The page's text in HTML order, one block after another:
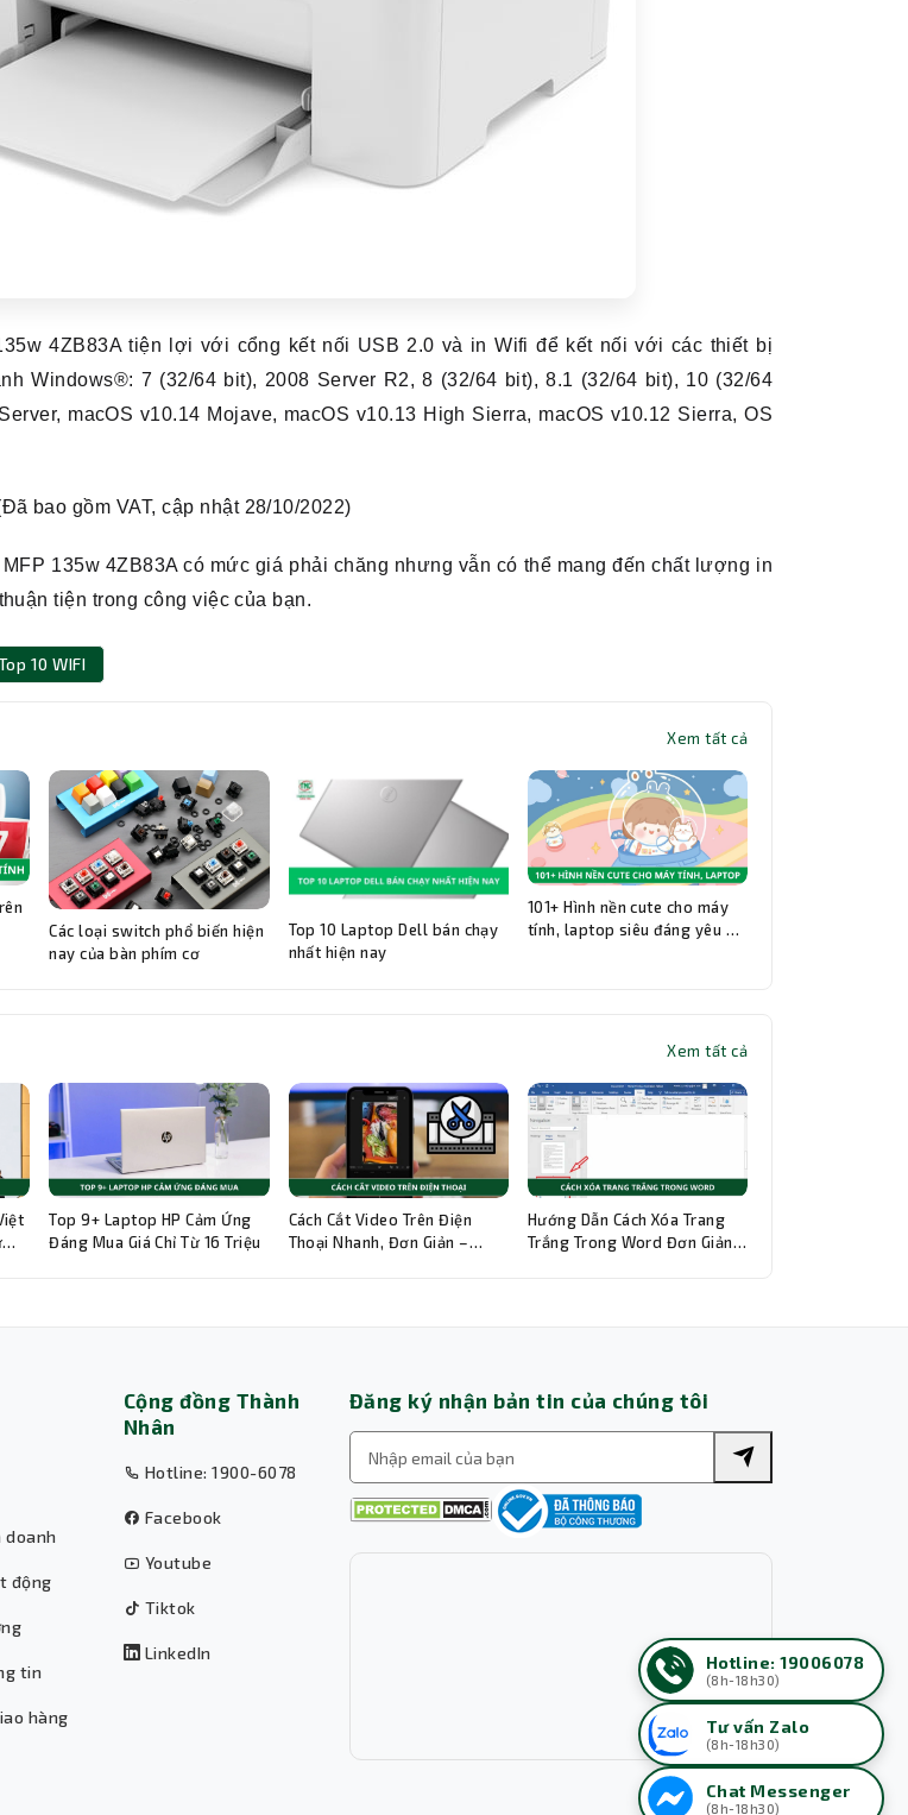
4ZB83A tiện lợi với cổng kết nối USB 2.0 và in Wifi để kết nối với các thiết bị
Windows®: 7 (32/64 bit), 2008 Server R2, 8 (32/64 bit), 8.1 (32/64 bit), 10 (32/64
macOS v10.14 Mojave, macOS v10.13 High Sierra, macOS v10.12 Sierra, OS
bao gồm VAT, cập nhật 28/10/2022)
135w 4ZB83A có mức giá phải chăng nhưng vẫn có thể mang đến chất lượng in
tiện trong công việc của bạn.
10 WIFI
Xem tất cả
Các loại switch phổ biến hiện
nay của bàn phím cơ
Top 10 Laptop Dell bán chạy
nhất hiện nay
101+ Hình nền cute cho máy
tính, laptop siêu đáng yêu và
Xem tất cả
Top 9+ Laptop HP Cảm Ứng
Đáng Mua Giá Chỉ Từ 16 Triệu
Cách Cắt Video Trên Điện
Thoại Nhanh, Đơn Giản –
Hướng Dẫn Cách Xóa Trang
Trắng Trong Word Đơn Giản,
doanh
động
tin
hàng
Cộng đồng Thành
Nhân
Hotline: 1900-6078
Facebook
Youtube
Tiktok
LinkedIn
Đăng ký nhận bản tin của chúng tôi
Hotline: 19006078
(8h-18h30)
Tư vấn Zalo
(8h-18h30)
Chat Messenger
(8h-18h30)
Thành Nhân TNC
Trợ lý AI • Phản hồi tức thì